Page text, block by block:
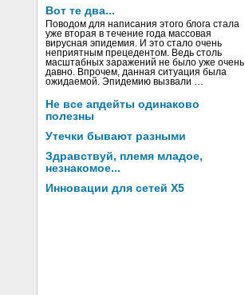
Вот те два...
Поводом для написания этого блога стала
уже вторая в течение года массовая
вирусная эпидемия. И это стало очень
неприятным прецедентом. Ведь столь
масштабных заражений не было уже очень
давно. Впрочем, данная ситуация была
ожидаемой. Эпидемию вызвали …
Не все апдейты одинаково
полезны
Утечки бывают разными
Здравствуй, племя младое,
незнакомое...
Инновации для сетей X5